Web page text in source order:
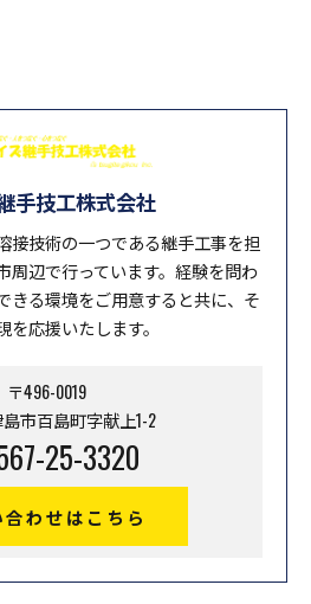
手技工株式会社
接技術の一つである継手工事を担
周辺で行っています。経験を問わ
きる環境をご用意すると共に、そ
応援いたします。
〒496-0019
市百島町字献上1-2
25-3320
合わせはこちら